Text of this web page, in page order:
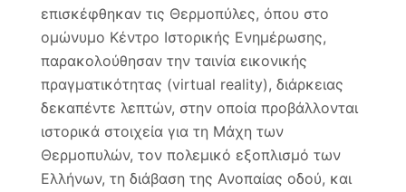
επισκέφθηκαν τις Θερμοπύλες, όπου στο
ομώνυμο Κέντρο Ιστορικής Ενημέρωσης,
παρακολούθησαν την ταινία εικονικής
πραγματικότητας (virtual reality), διάρκειας
δεκαπέντε λεπτών, στην οποία προβάλλονται
ιστορικά στοιχεία για τη Μάχη των
Θερμοπυλών, τον πολεμικό εξοπλισμό των
Ελλήνων, τη διάβαση της Ανοπαίας οδού, και